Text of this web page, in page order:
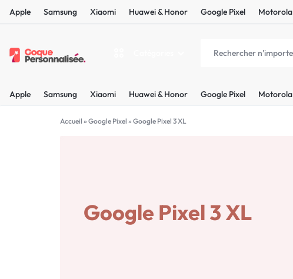
PLUS
BELLES
Huawei & Honor
Apple Samsung Xiaomi Huawei & Honor Google Pixel Motorola
Apple Samsung Xiaomi Huawei & Honor Google Pixel Motorola
Accueil » Google Pixel » Google Pixel 3 XL
Google Pixel 3 XL